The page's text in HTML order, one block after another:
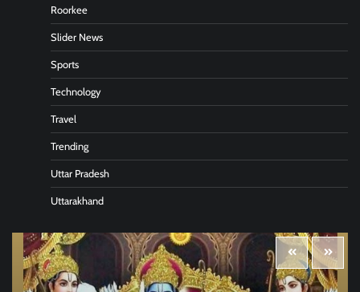
Roorkee
Slider News
Sports
Technology
Travel
Trending
Uttar Pradesh
Uttarakhand